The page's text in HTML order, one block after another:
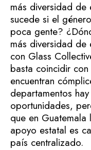
más diversidad de
sucede si el
poca gente?
más diversidad de
con Glass
basta coincidir
encuentran
departamentos
oportunidades,
que en
apoyo estatal es
país centralizado.